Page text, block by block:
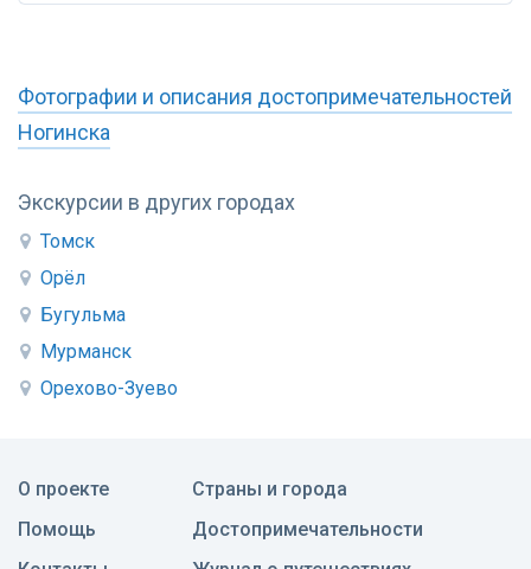
Экскурсии в других городах
Томск
Орёл
Бугульма
Мурманск
Орехово-Зуево
Фотографии и описания достопримечательностей
Ногинска
О проекте
Помощь
Страны и города
Достопримечательности